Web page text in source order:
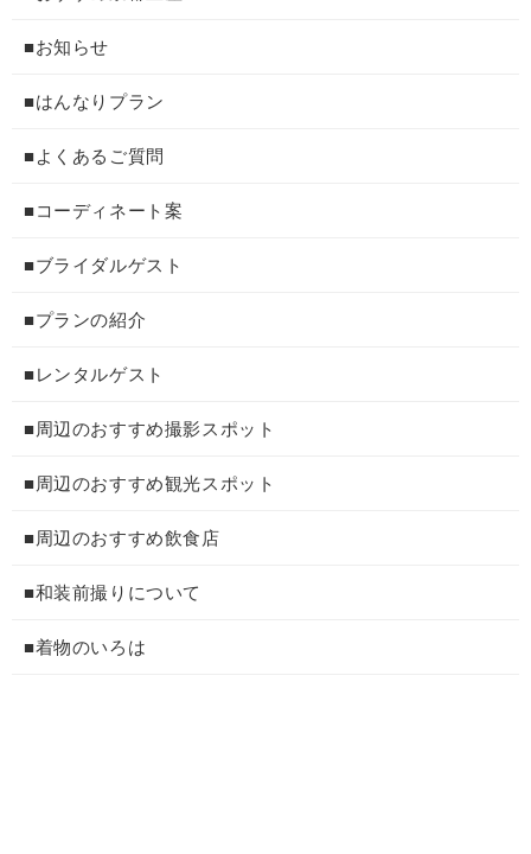
■お知らせ
■はんなりプラン
■よくあるご質問
■コーディネート案
■ブライダルゲスト
■プランの紹介
■レンタルゲスト
■周辺のおすすめ撮影スポット
■周辺のおすすめ観光スポット
■周辺のおすすめ飲食店
■和装前撮りについて
■着物のいろは